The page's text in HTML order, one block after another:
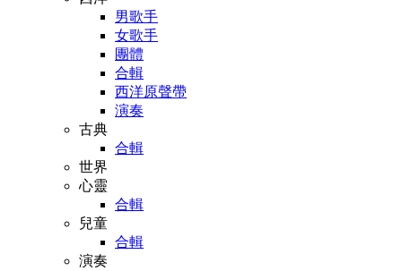
男歌手
女歌手
團體
合輯
西洋原聲帶
演奏
古典
合輯
世界
心靈
合輯
兒童
合輯
演奏